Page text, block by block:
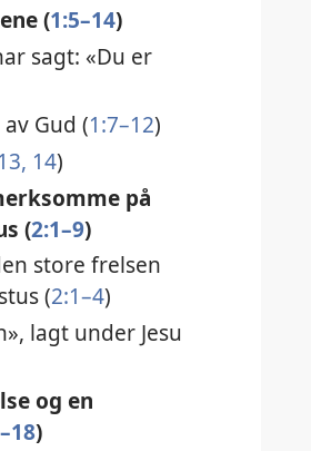
(1:5–14)
sagt: «Du er
Gud (1:7–12)
14)
på
(2:1–9)
store frelsen
(2:1–4)
lagt under Jesu
og en
)